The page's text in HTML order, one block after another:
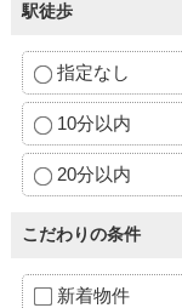
駅徒歩
指定なし
10分以内
20分以内
こだわりの条件
新着物件